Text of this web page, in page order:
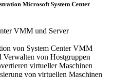
Microsoft System Center
VMM und Server
von System Center VMM
von Hostgruppen
virtueller Maschinen
von virtuellen Maschinen